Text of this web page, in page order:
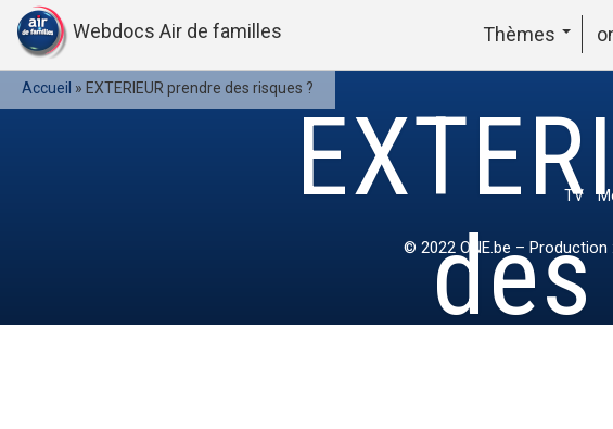
Webdocs Air de familles Thèmes
Accueil » EXTERIEUR prendre des risques ?
TV
© 2022 ONE.be – Production